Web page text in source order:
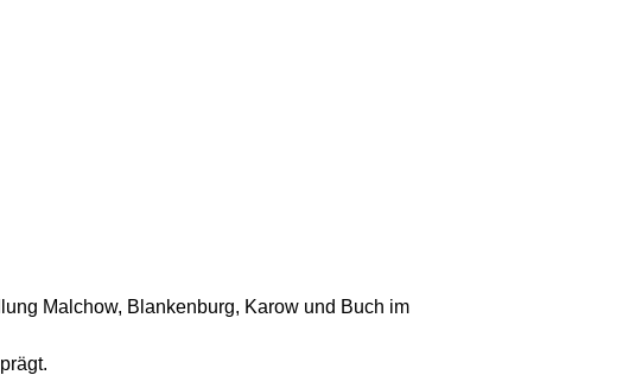
Malchow, Blankenburg, Karow und Buch im